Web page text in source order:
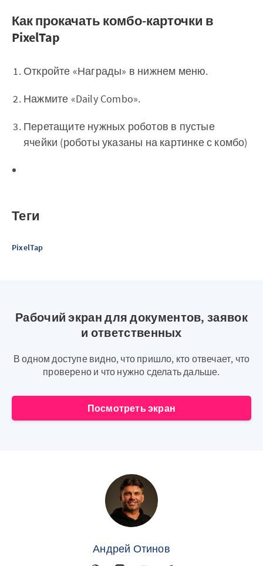
Как прокачать комбо-карточки в
PixelTap
Откройте «Награды» в нижнем меню.
Нажмите «Daily Combo».
Перетащите нужных роботов в пустые
ячейки (роботы указаны на картинке с комбо)
Теги
PixelTap
Рабочий экран для документов, заявок
и ответственных
В одном доступе видно, что пришло, кто отвечает, что
проверено и что нужно сделать дальше.
Посмотреть экран
Андрей Отинов